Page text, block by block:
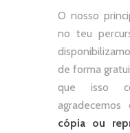
O nosso
no teu
de forma
que isso
agradecemos
cópia ou